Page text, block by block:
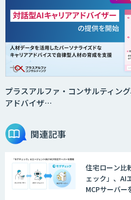
プラスアルファ・コンサルティン
アドバイザ…
関連記事
住宅ローン比
ェック」、AI
MCPサーバー